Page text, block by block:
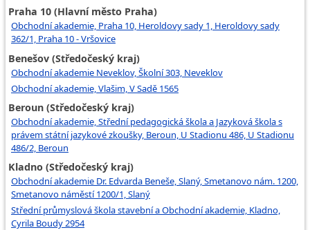
Praha 10 (Hlavní město Praha)
Obchodní akademie, Praha 10, Heroldovy sady 1, Heroldovy sady
362/1, Praha 10 - Vršovice
Benešov (Středočeský kraj)
Obchodní akademie Neveklov, Školní 303, Neveklov
Obchodní akademie, Vlašim, V Sadě 1565
Beroun (Středočeský kraj)
Obchodní akademie, Střední pedagogická škola a Jazyková škola s
právem státní jazykové zkoušky, Beroun, U Stadionu 486, U Stadionu
486/2, Beroun
Kladno (Středočeský kraj)
Obchodní akademie Dr. Edvarda Beneše, Slaný, Smetanovo nám. 1200,
Smetanovo náměstí 1200/1, Slaný
Střední průmyslová škola stavební a Obchodní akademie, Kladno,
Cyrila Boudy 2954